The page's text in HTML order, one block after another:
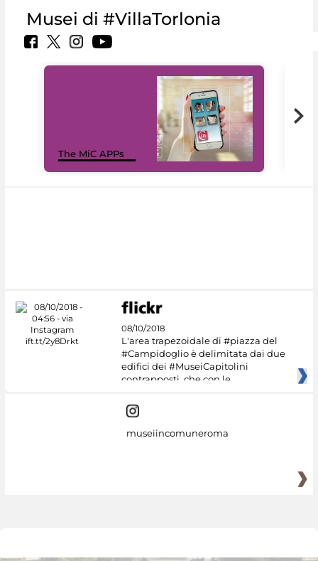
Musei di #VillaTorlonia
The MiC APPs
08/10/2018
L'area trapezoidale di #piazza del
#Campidoglio è delimitata dai due
edifici dei #MuseiCapitolini
contrapposti, che con le
museiincomuneroma